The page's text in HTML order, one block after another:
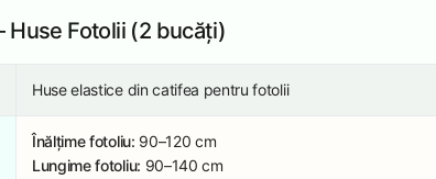
Huse Fotolii (2 bucăți)
Huse elastice din catifea pentru fotolii
Înălțime fotoliu: 90–120 cm
Lungime fotoliu: 90–140 cm